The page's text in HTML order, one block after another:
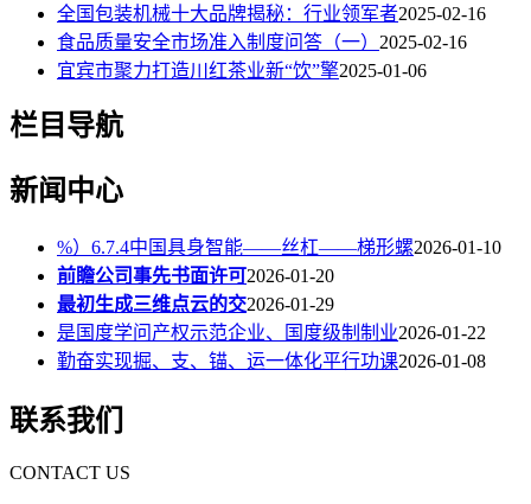
全国包装机械十大品牌揭秘：行业领军者2025-02-16
食品质量安全市场准入制度问答（一） 2025-02-16
宜宾市聚力打造川红茶业新“饮”擎2025-01-06
栏目导航
新闻中心
%）6.7.4中国具身智能——丝杠——梯形螺2026-01-10
前瞻公司事先书面许可2026-01-20
最初生成三维点云的交2026-01-29
是国度学问产权示范企业、国度级制制业2026-01-22
勤奋实现掘、支、锚、运一体化平行功课2026-01-08
联系我们
CONTACT US